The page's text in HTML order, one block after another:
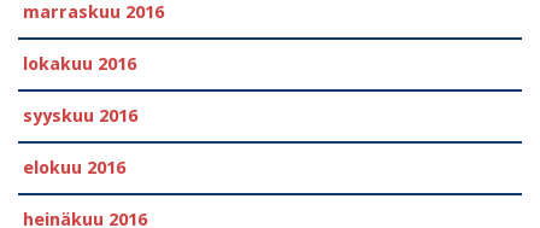
marraskuu 2016
lokakuu 2016
syyskuu 2016
elokuu 2016
heinäkuu 2016